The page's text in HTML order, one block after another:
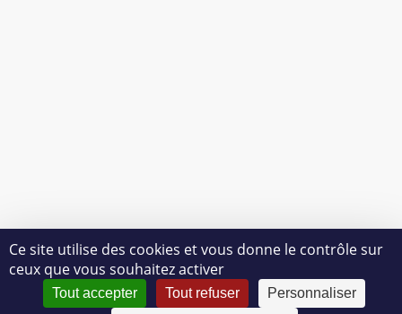
Ce site utilise des cookies et vous donne le contrôle sur
ceux que vous souhaitez activer
Tout accepter Tout refuser Personnaliser